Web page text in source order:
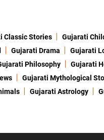
Classic Stories
Gujarati
Gujarati Drama
Gujarati
Philosophy
Gujarati
Gujarati Mythological
Gujarati Astrology